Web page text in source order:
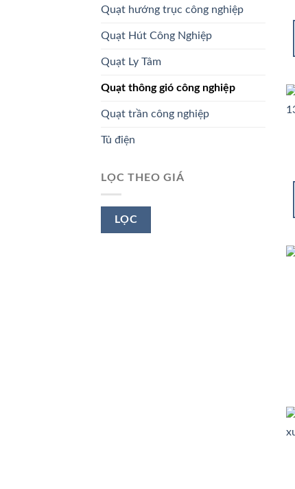
Quạt hướng trục công nghiệp
Quạt Hút Công Nghiệp
Quạt Ly Tâm
Quạt thông gió công nghiệp
Quạt trần công nghiệp
Tủ điện
LỌC THEO GIÁ
LỌC